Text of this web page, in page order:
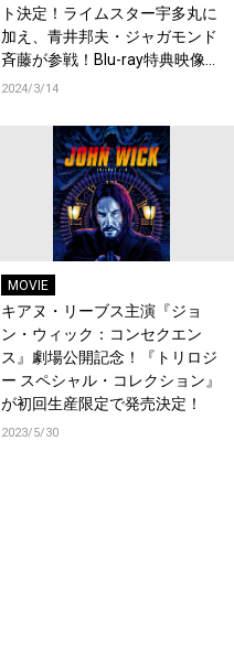
ト決定！ライムスター宇多丸に
加え、青井邦夫・ジャガモンド
斉藤が参戦！Blu-ray特典映像の
一部も公開！
2024/3/14
MOVIE
キアヌ・リーブス主演『ジョ
ン・ウィック：コンセクエン
ス』劇場公開記念！『トリロジ
ー スペシャル・コレクション』
が初回生産限定で発売決定！
2023/5/30